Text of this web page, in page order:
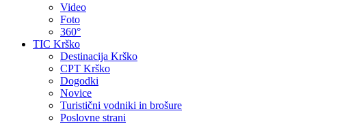
Video
Foto
360°
TIC Krško
Destinacija Krško
CPT Krško
Dogodki
Novice
Turistični vodniki in brošure
Poslovne strani